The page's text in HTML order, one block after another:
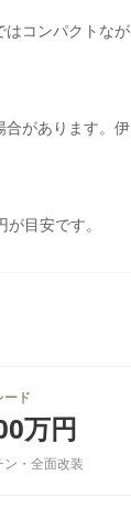
はコンパクトなが
合があります。伊
目安です。
ード
万円
・全面改装